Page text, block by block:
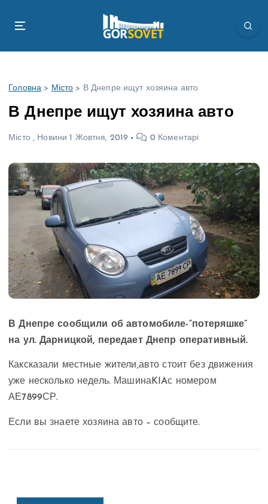
Головна > Місто > В Днепре ищут хозяина авто
В Днепре ищут хозяина авто
Місто, Новини 1 Жовтня, 2019 0 Коментарі
В Днепре сообщили об автомобиле-“потеряшке”
на ул. Дарницкой, передает Днепр оперативный.
Каксказали местные жители,авто стоит без движения
уже несколько недель. МашинаKIAс номером
АЕ7899СР.
Если вы знаете хозяина авто – сообщите.